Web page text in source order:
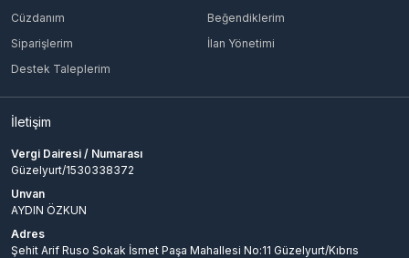
Cüzdanım
Beğendiklerim
Siparişlerim
İlan Yönetimi
Destek Taleplerim
İletişim
Vergi Dairesi / Numarası
Güzelyurt/1530338372
Unvan
AYDIN ÖZKUN
Adres
Şehit Arif Ruso Sokak İsmet Paşa Mahallesi No:11 Güzelyurt/Kıbrıs